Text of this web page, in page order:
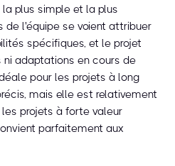
plus simple et la plus
de l'équipe se voient attribuer
spécifiques, et le projet
adaptations en cours de
pour les projets à long
mais elle est relativement
projets à forte valeur
parfaitement aux